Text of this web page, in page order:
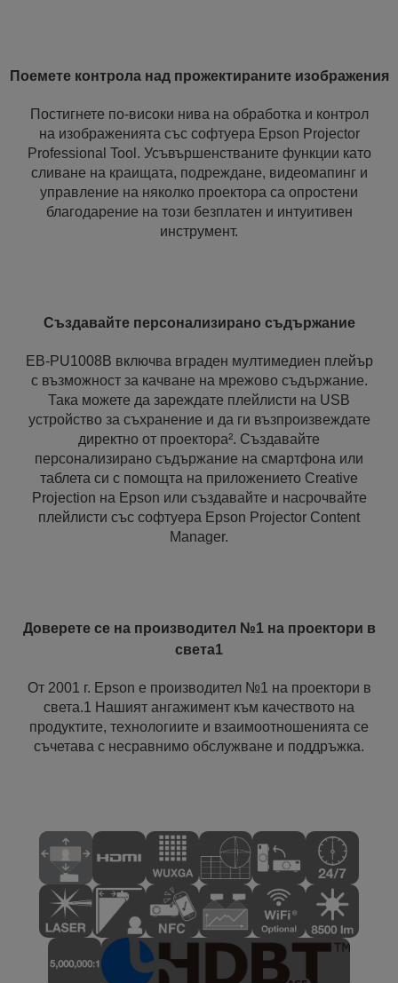
Поемете контрола над прожектираните изображения
Постигнете по-високи нива на обработка и контрол
на изображенията със софтуера Epson Projector
Professional Tool. Усъвършенстваните функции като
сливане на краищата, подреждане, видеомапинг и
управление на няколко проектора са опростени
благодарение на този безплатен и интуитивен
инструмент.
Създавайте персонализирано съдържание
EB-PU1008B включва вграден мултимедиен плейър
с възможност за качване на мрежово съдържание.
Така можете да зареждате плейлисти на USB
устройство за съхранение и да ги възпроизвеждате
директно от проектора². Създавайте
персонализирано съдържание на смартфона или
таблета си с помощта на приложението Creative
Projection на Epson или създавайте и насрочвайте
плейлисти със софтуера Epson Projector Content
Manager.
Доверете се на производител №1 на проектори в
света1
От 2001 г. Epson е производител №1 на проектори в
света.1 Нашият ангажимент към качеството на
продуктите, технологиите и взаимоотношенията се
съчетава с несравнимо обслужване и поддръжка.